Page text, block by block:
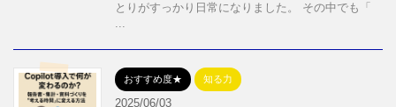
とりがすっかり日常になりました。 その中でも「
...
おすすめ度★ 知る力
2025/06/03